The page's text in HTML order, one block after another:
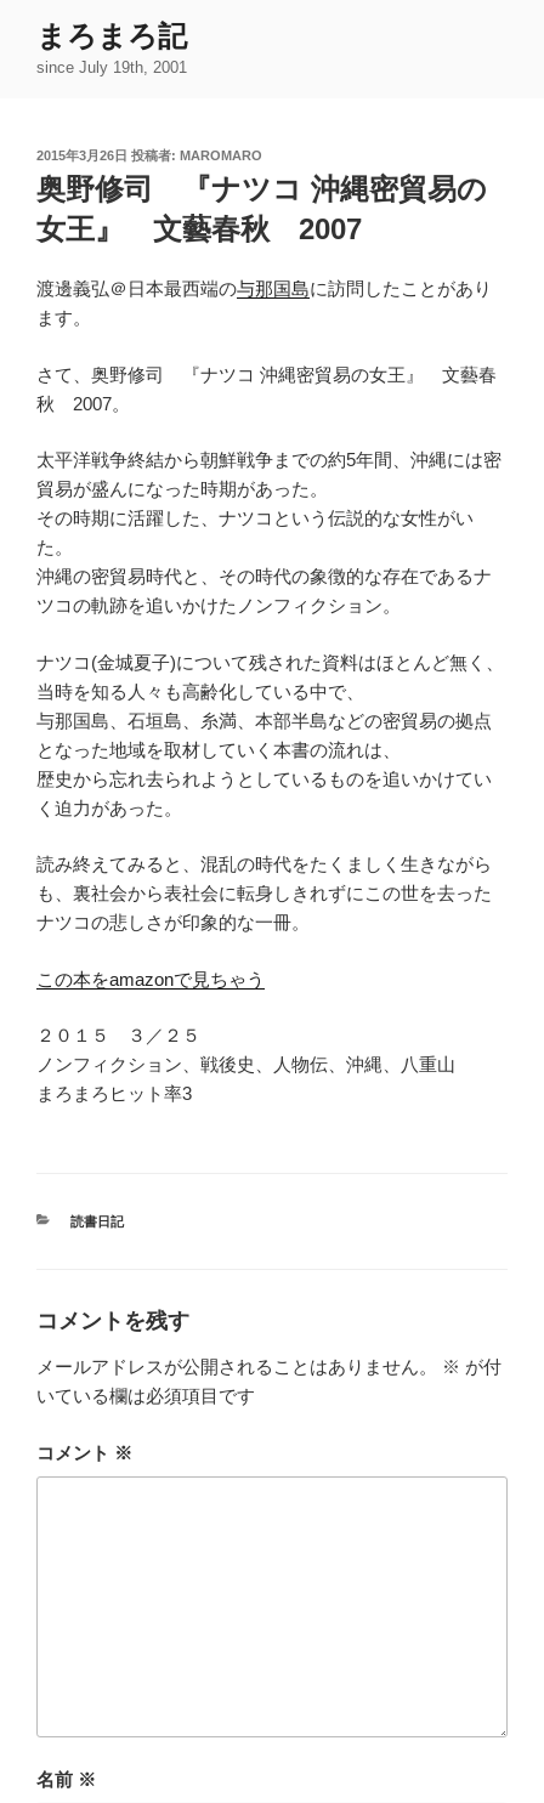
まろまろ記
since July 19th, 2001
投
稿
日:
2015年3月26日 投稿者: MAROMARO
奥野修司 『ナツコ 沖縄密貿易の
女王』 文藝春秋 2007
渡邊義弘＠日本最西端の与那国島に訪問したことがあり
ます。
さて、奥野修司 『ナツコ 沖縄密貿易の女王』 文藝春
秋 2007。
太平洋戦争終結から朝鮮戦争までの約5年間、沖縄には密
貿易が盛んになった時期があった。
その時期に活躍した、ナツコという伝説的な女性がい
た。
沖縄の密貿易時代と、その時代の象徴的な存在であるナ
ツコの軌跡を追いかけたノンフィクション。
ナツコ(金城夏子)について残された資料はほとんど無く、
当時を知る人々も高齢化している中で、
与那国島、石垣島、糸満、本部半島などの密貿易の拠点
となった地域を取材していく本書の流れは、
歴史から忘れ去られようとしているものを追いかけてい
く迫力があった。
読み終えてみると、混乱の時代をたくましく生きながら
も、裏社会から表社会に転身しきれずにこの世を去った
ナツコの悲しさが印象的な一冊。
この本をamazonで見ちゃう
２０１５ ３／２５
ノンフィクション、戦後史、人物伝、沖縄、八重山
まろまろヒット率3
カ
読書日記
コメントを残す
メールアドレスが公開されることはありません。 ※ が付
いている欄は必須項目です
コメント ※
名前 ※